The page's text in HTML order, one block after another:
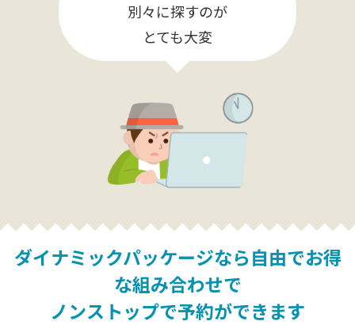
別々に探すのが
とても大変
ダイナミックパッケージなら自由でお得
な組み合わせで
ノンストップで予約ができます